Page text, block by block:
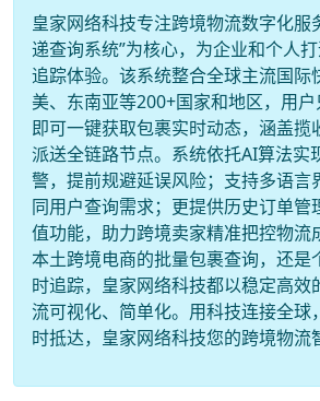
皇家网络科技专注跨境物流数字化服
递查询系统”为核心，为企业和个人
追踪体验。该系统整合全球主流国际
美、东南亚等200+国家和地区，用户
即可一键获取包裹实时动态，涵盖揽
派送全链路节点。系统依托AI算法实
警，提前规避延误风险；支持多语言
同用户查询需求；更提供历史订单管
值功能，助力跨境卖家精准把控物流
本土跨境电商的批量包裹查询，还是
时追踪，皇家网络科技都以稳定高效
流可视化、简单化。用科技连接全球
时抵达，皇家网络科技您的跨境物流